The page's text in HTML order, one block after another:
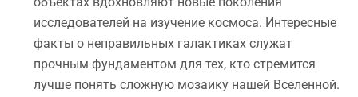
исследователей на изучение космоса. Интересные
факты о неправильных галактиках служат
прочным фундаментом для тех, кто стремится
лучше понять сложную мозаику нашей Вселенной.